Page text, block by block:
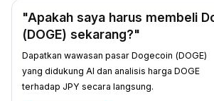
"Apakah saya harus membeli
(DOGE) sekarang?"
Dapatkan wawasan pasar Dogecoin (DOGE)
yang didukung AI dan analisis harga DOGE
terhadap JPY secara langsung.